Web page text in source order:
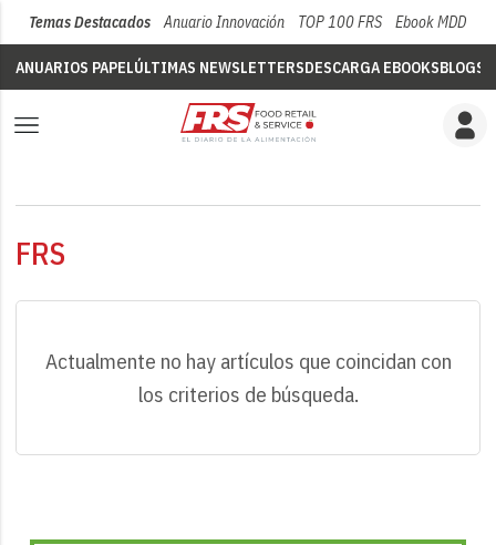
Temas Destacados Anuario Innovación TOP 100 FRS Ebook MDD
ANUARIOS PAPELÚLTIMAS NEWSLETTERSDESCARGA EBOOKSBLOGS
FRS
Actualmente no hay artículos que coincidan con
los criterios de búsqueda.